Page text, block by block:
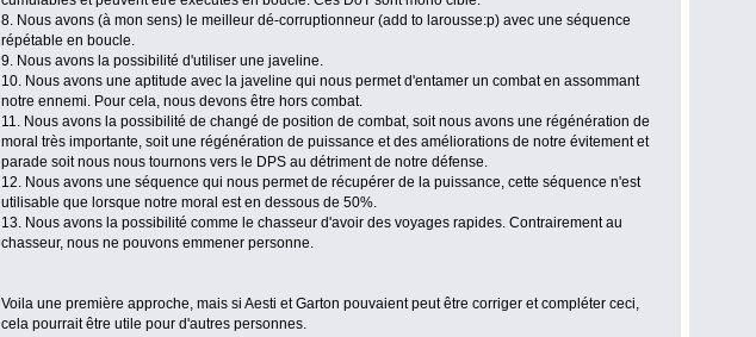
8. Nous avons (à mon sens) le meilleur dé-corruptionneur (add to larousse:p) avec une séquence
répétable en boucle.
9. Nous avons la possibilité d'utiliser une javeline.
10. Nous avons une aptitude avec la javeline qui nous permet d'entamer un combat en assommant
notre ennemi. Pour cela, nous devons être hors combat.
11. Nous avons la possibilité de changé de position de combat, soit nous avons une régénération de
moral très importante, soit une régénération de puissance et des améliorations de notre évitement et
parade soit nous nous tournons vers le DPS au détriment de notre défense.
12. Nous avons une séquence qui nous permet de récupérer de la puissance, cette séquence n'est
utilisable que lorsque notre moral est en dessous de 50%.
13. Nous avons la possibilité comme le chasseur d'avoir des voyages rapides. Contrairement au
chasseur, nous ne pouvons emmener personne.
Voila une première approche, mais si Aesti et Garton pouvaient peut être corriger et compléter ceci,
cela pourrait être utile pour d'autres personnes.